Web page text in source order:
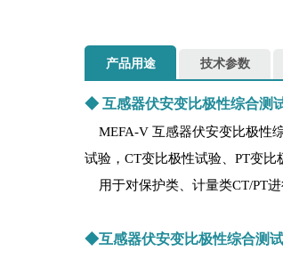
产品用途 技术参数
◆ 互感器伏安变比极性综合测
MEFA-V 互感器伏安变比极性
试验，CT变比极性试验、PT变
用于对保护类、计量类CT/PT进
◆互感器伏安变比极性综合测